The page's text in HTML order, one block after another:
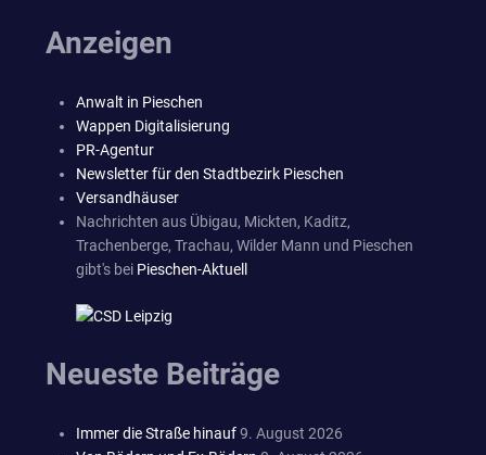
Anzeigen
Anwalt in Pieschen
Wappen Digitalisierung
PR-Agentur
Newsletter für den Stadtbezirk Pieschen
Versandhäuser
Nachrichten aus Übigau, Mickten, Kaditz,
Trachenberge, Trachau, Wilder Mann und Pieschen
gibt's bei Pieschen-Aktuell
Neueste Beiträge
Immer die Straße hinauf9. August 2026